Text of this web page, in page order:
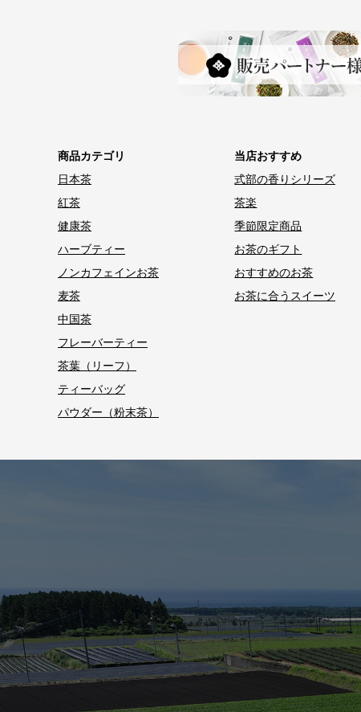
商品カテゴリ
日本茶
紅茶
健康茶
ハーブティー
ノンカフェインお茶
麦茶
中国茶
フレーバーティー
茶葉（リーフ）
ティーバッグ
パウダー（粉末茶）
当店おすすめ
式部の香りシリーズ
茶楽
季節限定商品
お茶のギフト
おすすめのお茶
お茶に合うスイーツ